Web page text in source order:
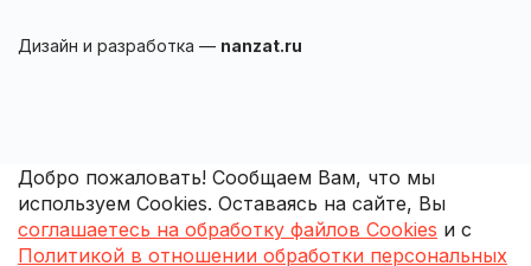
Дизайн и разработка — nanzat.ru
Добро пожаловать! Сообщаем Вам, что мы
используем Cookies. Оставаясь на сайте, Вы
соглашаетесь на обработку файлов Cookies и с
Политикой в отношении обработки персональных